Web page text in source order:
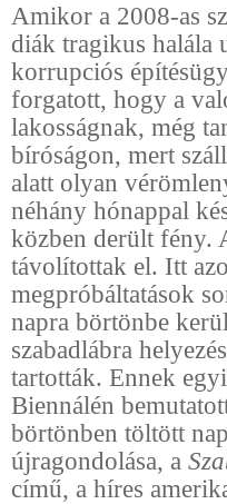
Amikor a 2008-as
diák tragikus halála
korrupciós
forgatott, hogy a
lakosságnak, még
bíróságon, mert
alatt olyan
néhány hónappal
közben derült fény.
távolítottak el. Itt
megpróbáltatások
napra börtönbe
szabadlábra
tartották. Ennek
Biennálén
börtönben töltött
újragondolása, a
című, a híres